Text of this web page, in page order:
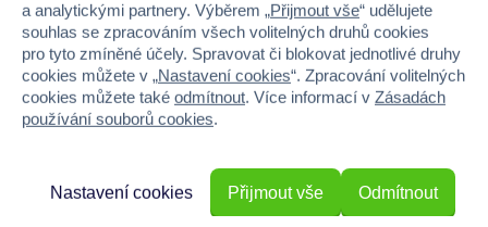
Pohlaví HOLKA, KLUK
Materiál PLAST
Výška 19.8
a analytickými partnery. Výběrem „Přijmout vše“ udělujete
souhlas se zpracováním všech volitelných druhů cookies
pro tyto zmíněné účely. Spravovat či blokovat jednotlivé druhy
cookies můžete v „Nastavení cookies“. Zpracování volitelných
cookies můžete také odmítnout. Více informací v Zásadách
používání souborů cookies.
Odmítnout
Nastavení cookies Přijmout vše